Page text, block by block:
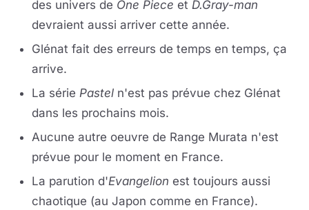
des univers de One Piece et D.Gray-man
devraient aussi arriver cette année.
Glénat fait des erreurs de temps en temps, ça
arrive.
La série Pastel n'est pas prévue chez Glénat
dans les prochains mois.
Aucune autre oeuvre de Range Murata n'est
prévue pour le moment en France.
La parution d'Evangelion est toujours aussi
chaotique (au Japon comme en France).